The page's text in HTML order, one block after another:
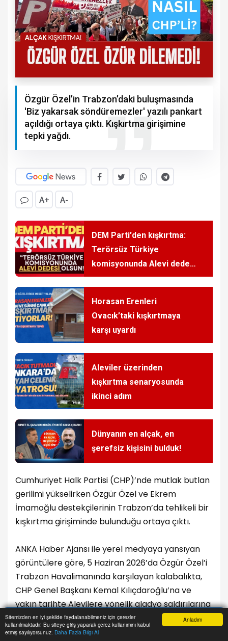
Anladım
Sitemizden en iyi şekilde faydalanabilmeniz için çerezler
kullanılmaktadır. Bu siteye giriş yaparak çerez kullanımını kabul
etmiş sayılıyorsunuz. Daha Fazla Bilgi Al
Özgür Özel’in Trabzon’daki buluşmasında
'Biz yakarsak söndüremezler' yazılı pankart
açıldığı ortaya çıktı. Kışkırtma girişimine
tepki yağdı.
A+ A-
DEM Parti'den kışkırtma:
Terörsüz Türkiye
komisyonunda Alevi dedesi
olsun!
Horasan Erenleri
Ovacık’taki kışkırtmaya
karşı uyardı
Aleviler üzerinden
kışkırtma senaryosunda
ikinci adım
Dünyanın en alçak, en
şerefsiz kişisini bulduk!
Cumhuriyet Halk Partisi (CHP)’nde mutlak butlan
gerilimi yükselirken Özgür Özel ve Ekrem
İmamoğlu destekçilerinin Trabzon’da tehlikeli bir
kışkırtma girişiminde bulunduğu ortaya çıktı.
ANKA Haber Ajansı ile yerel medyaya yansıyan
görüntülere göre, 5 Haziran 2026’da Özgür Özel’i
Trabzon Havalimanında karşılayan kalabalıkta,
CHP Genel Başkanı Kemal Kılıçdaroğlu’na ve
yakın tarihte Alevilere yönelik gladyo saldırılarına
atfen “Biz yakarsak söndüremezler ” yazan bir
pankart açıldı. Pankartta “
Anasayfa Yazarlar Haber Ara İhbar Hattı Menu